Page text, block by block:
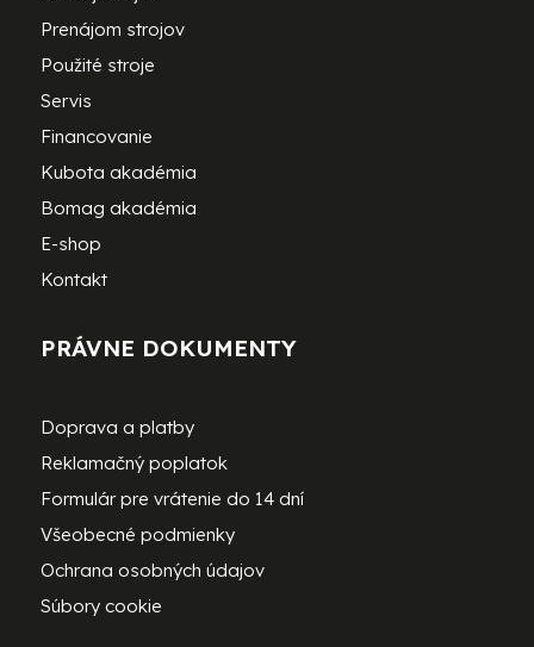
Prenájom strojov
Použité stroje
Servis
Financovanie
Kubota akadémia
Bomag akadémia
E-shop
Kontakt
PRÁVNE DOKUMENTY
Doprava a platby
Reklamačný poplatok
Formulár pre vrátenie do 14 dní
Všeobecné podmienky
Ochrana osobných údajov
Súbory cookie